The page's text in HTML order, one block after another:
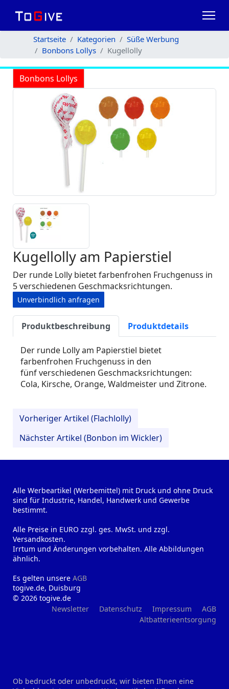
Startseite Kategorien
Süße Werbung
Bonbons Lollys
Kugellolly
Bonbons Lollys
Kugellolly am Papierstiel
Der runde Lolly bietet farbenfrohen Fruchgenuss in
5 verschiedenen Geschmacksrichtungen.
Unverbindlich anfragen
Produktbeschreibung Produktdetails
Der runde Lolly am Papierstiel bietet
farbenfrohen Fruchgenuss in den
fünf verschiedenen Geschmacksrichtungen:
Cola, Kirsche, Orange, Waldmeister und Zitrone.
Vorheriger Artikel (Flachlolly)
Nächster Artikel (Bonbon im Wickler)
Alle Werbeartikel (Werbemittel) mit Druck und ohne Druck
sind für Industrie, Handel, Handwerk und Gewerbe
bestimmt.
Alle Preise in EURO zzgl. ges. MwSt. und zzgl.
Versandkosten.
Irrtum und Änderungen vorbehalten. Alle Abbildungen
ähnlich.
Es gelten unsere AGB
togive.de, Duisburg
© 2026 togive.de
Newsletter
Datenschutz Impressum
AGB
Altbatterieentsorgung
Ob bedruckt oder unbedruckt, wir bieten Ihnen eine